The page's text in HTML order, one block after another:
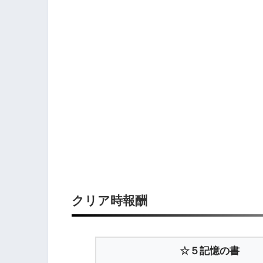
クリア時報酬
☆５記憶の書